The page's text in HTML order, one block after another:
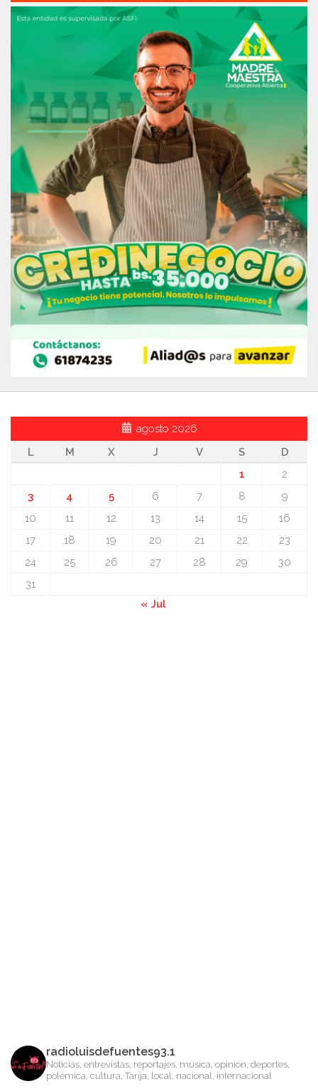
agosto 2026
L
M X J V S
D
1
2
3
4 5 6 7 8
9
10
11 12 13 14 15
16
17
18 19 20 21 22
23
24
25 26 27 28 29
30
31
« Jul
radioluisdefuentes93.1
Noticias, entrevistas, reportajes, música, opinión, deportes,
polémica, cultura, Tarija, local, nacional, internacional